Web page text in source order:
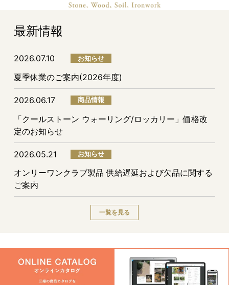
最新情報
2026.07.10 お知らせ
夏季休業のご案内(2026年度)
2026.06.17 商品情報
「クールストーン ウォーリング/ロッカリー」価格改
定のお知らせ
2026.05.21 お知らせ
オンリーワンクラブ製品 供給遅延および欠品に関する
ご案内
一覧を見る